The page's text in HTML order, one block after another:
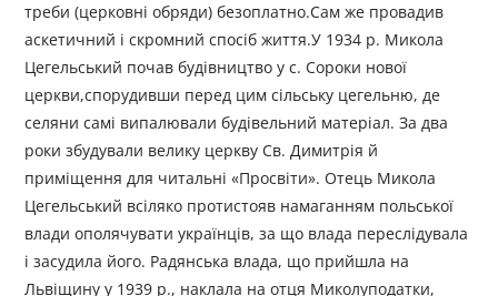
треби (церковні обряди) безоплатно.Сам же провадив
аскетичний і скромний спосіб життя.У 1934 р. Микола
Цегельський почав будівництво у с. Сороки нової
церкви,спорудивши перед цим сільську цегельню, де
селяни самі випалювали будівельний матеріал. За два
роки збудували велику церкву Св. Димитрія й
приміщення для читальні «Просвіти». Отець Микола
Цегельський всіляко протистояв намаганням польської
влади ополячувати українців, за що влада переслідувала
і засудила його. Радянська влада, що прийшла на
Львіщину у 1939 р., наклала на отця Миколуподатки,